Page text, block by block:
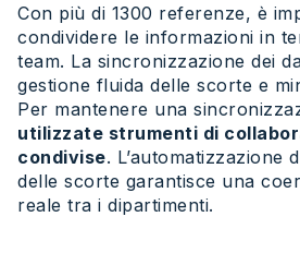
Con più di 1300 referenze, è
condividere le informazioni in
team. La sincronizzazione dei
gestione fluida delle scorte e
Per mantenere una
utilizzate strumenti di
condivise. L’automatizzazione
delle scorte garantisce una
reale tra i dipartimenti.